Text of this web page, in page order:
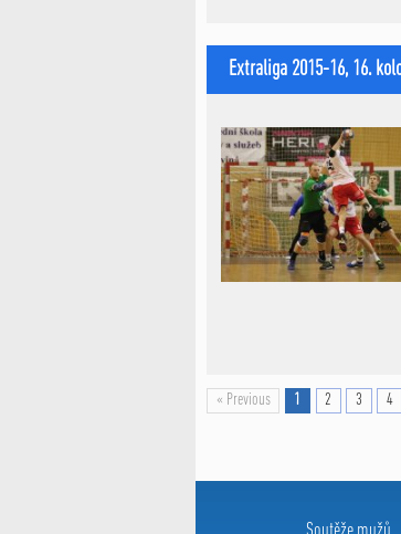
Extraliga 2015-16, 16.
« Previous 1 2 3 4